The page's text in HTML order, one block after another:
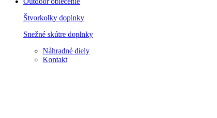
Štvorkolky doplnky
Snežné skútre doplnky
Náhradné diely
Kontakt